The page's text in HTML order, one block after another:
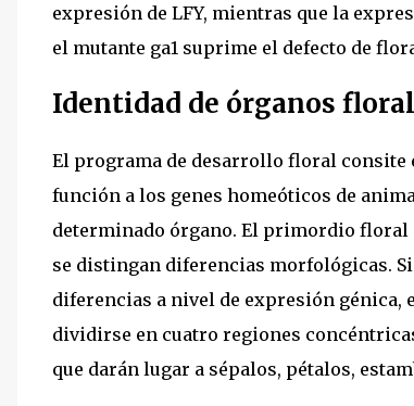
expresión de LFY, mientras que la
el mutante ga1 suprime el defecto de
Identidad de órganos
El programa de desarrollo floral
función a los genes homeóticos de
determinado órgano. El primordio floral
se distingan diferencias morfológicas.
diferencias a nivel de expresión
dividirse en cuatro regiones
que darán lugar a sépalos, pétalos,